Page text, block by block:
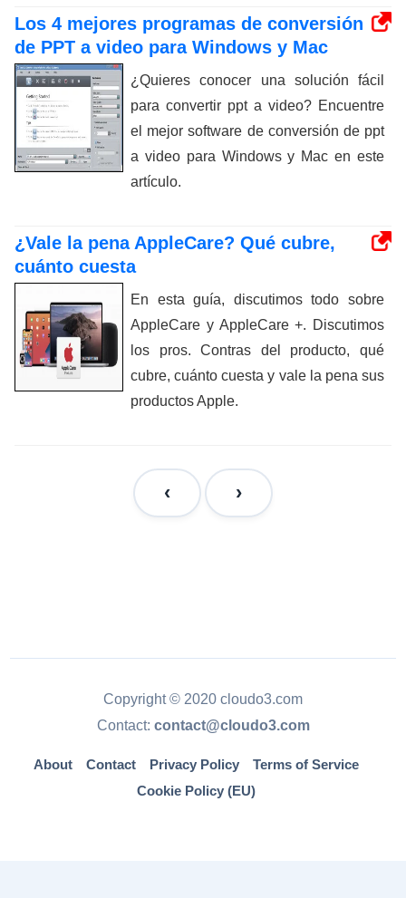
Los 4 mejores programas de conversión
de PPT a video para Windows y Mac
¿Quieres conocer una solución fácil
para convertir ppt a video? Encuentre
el mejor software de conversión de ppt
a video para Windows y Mac en este
artículo.
¿Vale la pena AppleCare? Qué cubre,
cuánto cuesta
En esta guía, discutimos todo sobre
AppleCare y AppleCare +. Discutimos
los pros. Contras del producto, qué
cubre, cuánto cuesta y vale la pena sus
productos Apple.
Copyright © 2020 cloudo3.com
Contact: contact@cloudo3.com
About Contact Privacy Policy
Terms of Service
Cookie Policy (EU)